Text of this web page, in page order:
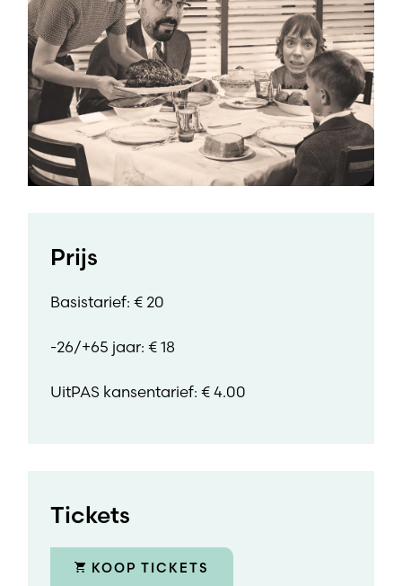
Prijs
Basistarief: € 20
-26/+65 jaar: € 18
UitPAS kansentarief: € 4.00
Tickets
KOOP TICKETS